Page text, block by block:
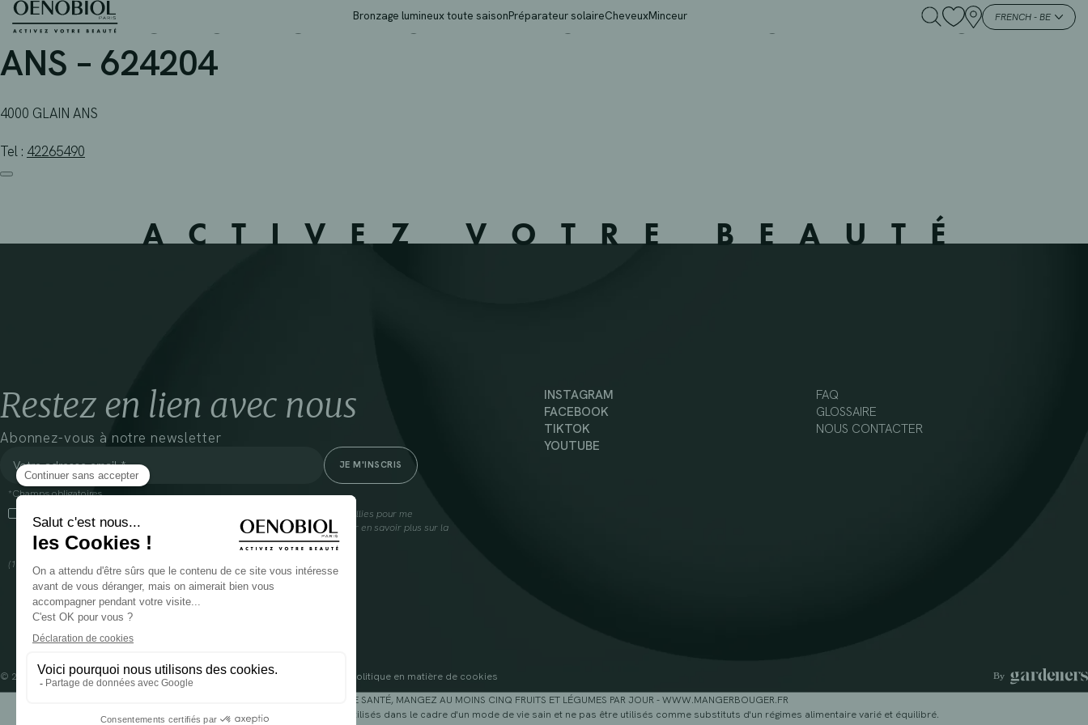
Skip
Bronzage lumineux toute saisonPréparateur solaireCheveuxMinceur FRENCH - BE
PHARMACIE GELLON V – GLAIN ANS – 624204 – GLAIN AN – GLAIN
ANS – 624204
4000 GLAIN ANS
Tel : 42265490
ACTIVEZ VOTRE BEAUTÉ
Restez en lien avec nous
Abonnez-vous à notre newsletter
*Champs obligatoires
En cliquant sur cette case, j’accepte que Cooper(1) traite les données recueillies pour me
communiquer des informations commerciales sur ses produits et offres. Pour en savoir plus sur la
gestion de vos données et vos droits, rendez-vousici
(1) Coopération pharmaceutique Française, RCS Melun 399 227 636
INSTAGRAM
FACEBOOK
TIKTOK
YOUTUBE
FAQ
GLOSSAIRE
NOUS CONTACTER
© 2024 OENOBIOL PARISMentions légalesConditions Générales d’Utilisation
Politique en matière de cookies
POUR VOTRE SANTÉ, MANGEZ AU MOINS CINQ FRUITS ET LÉGUMES PAR JOUR - WWW.MANGERBOUGER.FR
Les complément alimentaires doivent être utilisés dans le cadre d'un mode de vie sain et ne pas être utilisés comme substituts d'un régimes alimentaire varié et équilibré.